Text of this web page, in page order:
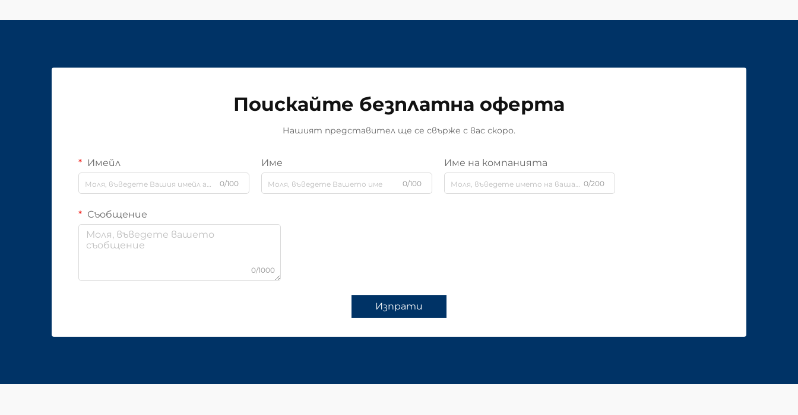
Поискайте безплатна оферта
Нашият представител ще се свърже с вас скоро.
Имейл
0/100
Име
0/100
Име на компанията
0/200
Съобщение
0/1000
Изпрати